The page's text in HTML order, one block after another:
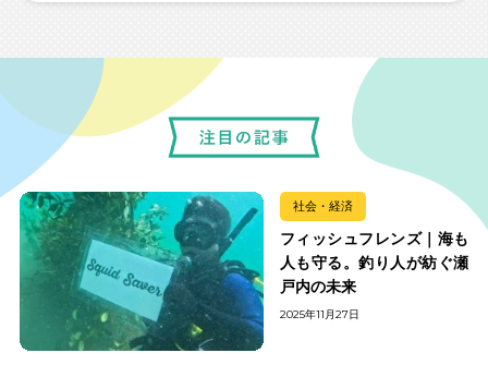
社会・経済
フィッシュフレンズ｜海も
人も守る。釣り人が紡ぐ瀬
戸内の未来
2025年11月27日